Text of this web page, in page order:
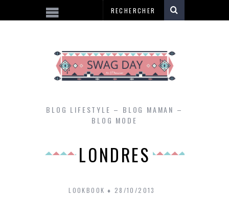
BLOG LIFESTYLE – BLOG MAMAN –
BLOG MODE
LONDRES
LOOKBOOK 28/10/2013